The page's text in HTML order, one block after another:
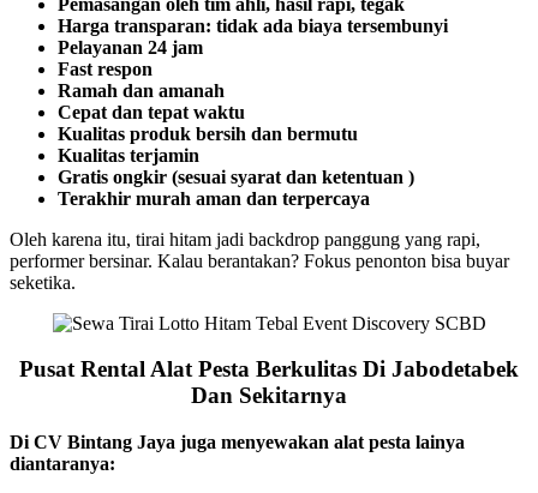
Harga transparan: tidak ada biaya tersembunyi
Pelayanan 24 jam
Fast respon
Ramah dan amanah
Cepat dan tepat waktu
Kualitas produk bersih dan bermutu
Kualitas terjamin
Gratis ongkir (sesuai syarat dan ketentuan )
Terakhir murah aman dan terpercaya
Oleh karena itu, tirai hitam jadi backdrop panggung yang rapi,
performer bersinar. Kalau berantakan? Fokus penonton bisa buyar
seketika.
Pusat Rental Alat Pesta Berkulitas Di Jabodetabek
Dan Sekitarnya
Di CV Bintang Jaya juga menyewakan alat pesta lainya
diantaranya: